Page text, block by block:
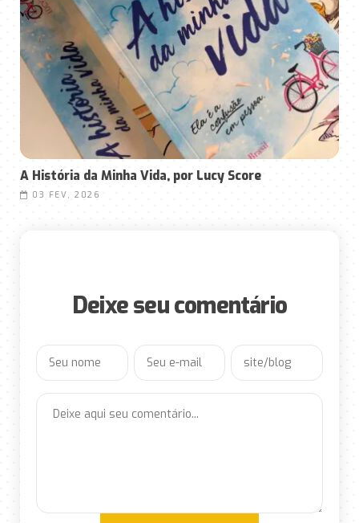
A História da Minha Vida, por Lucy Score
03 FEV, 2026
Deixe seu comentário